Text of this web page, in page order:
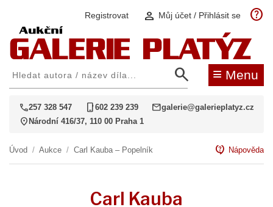
Registrovat person Můj účet / Přihlásit se help
search ≡ Menu
call257 328 547 phone_iphone602 239 239 mailgalerie@galerieplatyz.cz
location_on Národní 416/37, 110 00 Praha 1
Úvod / Aukce / Carl Kauba – Popelník contact_support Nápověda
Carl Kauba